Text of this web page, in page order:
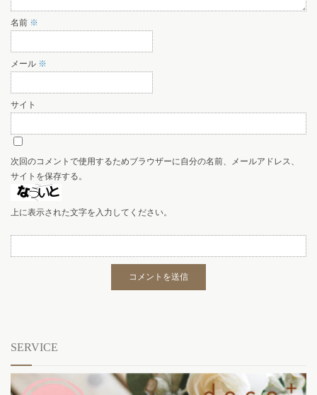
名前 ※
メール ※
サイト
次回のコメントで使用するためブラウザーに自分の名前、メールアドレス、
サイトを保存する。
上に表示された文字を入力してください。
SERVICE